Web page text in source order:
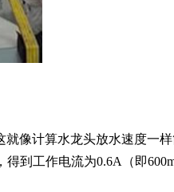
像计算水龙头放水速度一
到工作电流为0.6A（即